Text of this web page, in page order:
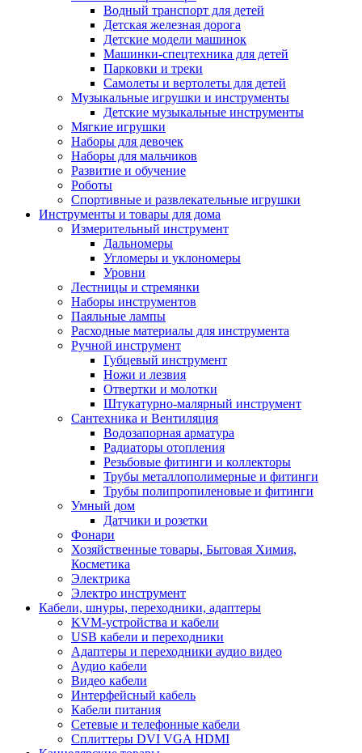
Водный транспорт для детей
Детская железная дорога
Детские модели машинок
Машинки-спецтехника для детей
Парковки и треки
Самолеты и вертолеты для детей
Музыкальные игрушки и инструменты
Детские музыкальные инструменты
Мягкие игрушки
Наборы для девочек
Наборы для мальчиков
Развитие и обучение
Роботы
Спортивные и развлекательные игрушки
Инструменты и товары для дома
Измерительный инструмент
Дальномеры
Угломеры и уклономеры
Уровни
Лестницы и стремянки
Наборы инструментов
Паяльные лампы
Расходные материалы для инструмента
Ручной инструмент
Губцевый инструмент
Ножи и лезвия
Отвертки и молотки
Штукатурно-малярный инструмент
Сантехника и Вентиляция
Водозапорная арматура
Радиаторы отопления
Резьбовые фитинги и коллекторы
Трубы металлополимерные и фитинги
Трубы полипропиленовые и фитинги
Умный дом
Датчики и розетки
Фонари
Хозяйственные товары, Бытовая Химия,
Косметика
Электрика
Электро инструмент
Кабели, шнуры, переходники, адаптеры
KVM-устройства и кабели
USB кабели и переходники
Адаптеры и переходники аудио видео
Аудио кабели
Видео кабели
Интерфейсный кабель
Кабели питания
Сетевые и телефонные кабели
Сплиттеры DVI VGA HDMI